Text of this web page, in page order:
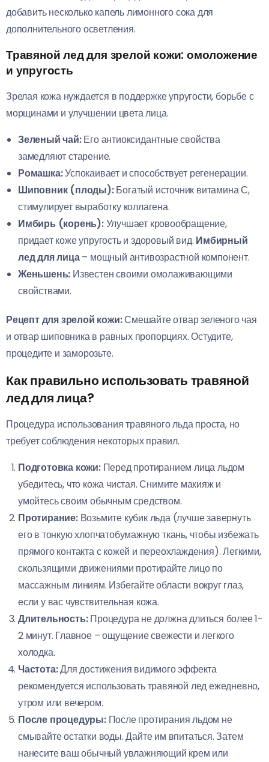
добавить несколько капель лимонного сока для
дополнительного осветления.
Травяной лед для зрелой кожи: омоложение
и упругость
Зрелая кожа нуждается в поддержке упругости, борьбе с
морщинами и улучшении цвета лица.
Зеленый чай:Его антиоксидантные свойства
замедляют старение.
Ромашка:Успокаивает и способствует регенерации.
Шиповник (плоды):Богатый источник витамина С,
стимулирует выработку коллагена.
Имбирь (корень):Улучшает кровообращение,
придает коже упругость и здоровый вид. Имбирный
лед для лица– мощный антивозрастной компонент.
Женьшень: Известен своими омолаживающими
свойствами.
Рецепт для зрелой кожи:Смешайте отвар зеленого чая
и отвар шиповника в равных пропорциях. Остудите,
процедите и заморозьте.
Как правильно использовать травяной
лед для лица?
Процедура использования травяного льда проста, но
требует соблюдения некоторых правил.
Подготовка кожи:Перед протиранием лица льдом
убедитесь, что кожа чистая. Снимите макияж и
умойтесь своим обычным средством.
Протирание:Возьмите кубик льда (лучше завернуть
его в тонкую хлопчатобумажную ткань, чтобы избежать
прямого контакта с кожей и переохлаждения). Легкими,
скользящими движениями протирайте лицо по
массажным линиям. Избегайте области вокруг глаз,
если у вас чувствительная кожа.
Длительность:Процедура не должна длиться более 1-
2 минут. Главное – ощущение свежести и легкого
холодка.
Частота:Для достижения видимого эффекта
рекомендуется использовать травяной лед ежедневно,
утром или вечером.
После процедуры:После протирания льдом не
смывайте остатки воды. Дайте им впитаться. Затем
нанесите ваш обычный увлажняющий крем или